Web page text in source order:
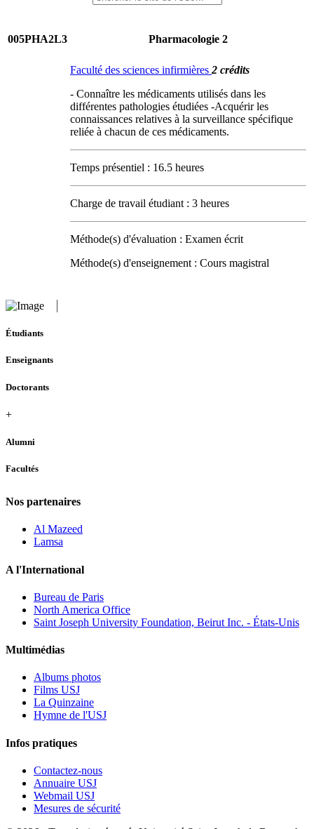
005PHA2L3 Pharmacologie 2
Faculté des sciences infirmières 2 crédits
- Connaître les médicaments utilisés dans les
différentes pathologies étudiées -Acquérir les
connaissances relatives à la surveillance spécifique
reliée à chacun de ces médicaments.
Temps présentiel : 16.5 heures
Charge de travail étudiant : 3 heures
Méthode(s) d'évaluation : Examen écrit
Méthode(s) d'enseignement : Cours magistral
Étudiants
Enseignants
Doctorants
+
Alumni
Facultés
Nos partenaires
Al Mazeed
Lamsa
A l'International
Bureau de Paris
North America Office
Saint Joseph University Foundation, Beirut Inc. - États-Unis
Multimédias
Albums photos
Films USJ
La Quinzaine
Hymne de l'USJ
Infos pratiques
Contactez-nous
Annuaire USJ
Webmail USJ
Mesures de sécurité